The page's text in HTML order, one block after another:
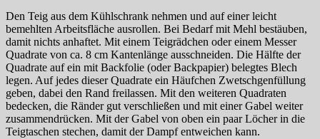
Den Teig aus dem Kühlschrank nehmen und auf einer leicht
bemehlten Arbeitsfläche ausrollen. Bei Bedarf mit Mehl bestäuben,
damit nichts anhaftet. Mit einem Teigrädchen oder einem Messer
Quadrate von ca. 8 cm Kantenlänge ausschneiden. Die Hälfte der
Quadrate auf ein mit Backfolie (oder Backpapier) belegtes Blech
legen. Auf jedes dieser Quadrate ein Häufchen Zwetschgenfüllung
geben, dabei den Rand freilassen. Mit den weiteren Quadraten
bedecken, die Ränder gut verschließen und mit einer Gabel weiter
zusammendrücken. Mit der Gabel von oben ein paar Löcher in die
Teigtaschen stechen, damit der Dampf entweichen kann.